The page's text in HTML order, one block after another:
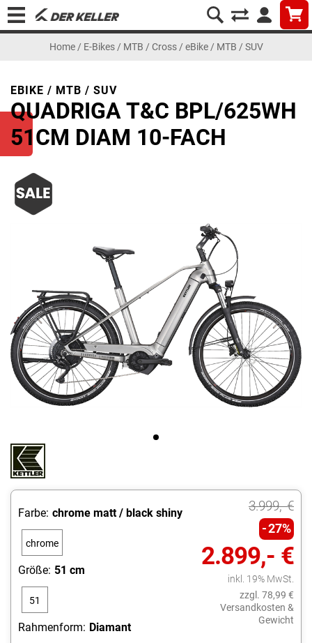
Home/ E-Bikes/ MTB / Cross/ eBike / MTB / SUV
EBIKE / MTB / SUV
QUADRIGA T&C BPL/625WH
51CM DIAM 10-FACH
3.999,- €
27%
2.899,- €
inkl. 19% MwSt.
zzgl. 78,99 €
Versandkosten &
Gewicht
Farbe: chrome matt / black shiny
chrome
shiny
Größe: 51 cm
51
Rahmenform: Diamant